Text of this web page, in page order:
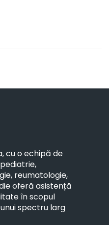
cu o echipă de
reumatologie,
oferă asistență
în scopul
spectru larg